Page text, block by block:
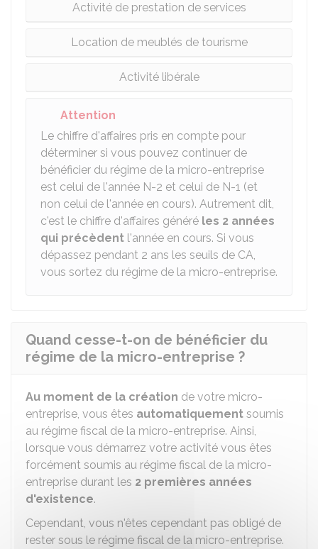
Activité de prestation de services
Location de meublés de tourisme
Activité libérale
Attention
Le chiffre d'affaires pris en compte pour
déterminer si vous pouvez continuer de
bénéficier du régime de la micro-entreprise
est celui de l'année N-2 et celui de N-1 (et
non celui de l'année en cours). Autrement dit,
c'est le chiffre d'affaires généré les 2 années
qui précèdent l'année en cours. Si vous
dépassez pendant 2 ans les seuils de CA,
vous sortez du régime de la micro-entreprise.
Quand cesse-t-on de bénéficier du
régime de la micro-entreprise ?
Au moment de la création de votre micro-
entreprise, vous êtes automatiquement soumis
au régime fiscal de la micro-entreprise. Ainsi,
lorsque vous démarrez votre activité vous êtes
forcément soumis au régime fiscal de la micro-
entreprise durant les 2 premières années
d'existence.
Cependant, vous n'êtes cependant pas obligé de
rester sous le régime fiscal de la micro-entreprise.